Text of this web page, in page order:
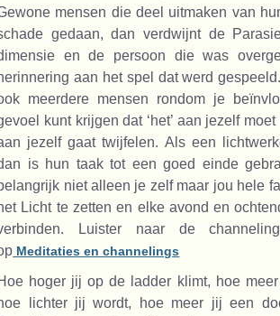
mensen die deel uitmaken van
gedaan, dan verdwijnt de
en de persoon die was
aan het spel dat werd
meerdere mensen rondom je
kunt krijgen dat ‘het’ aan jezelf
jezelf gaat twijfelen. Als een
is hun taak tot een goed einde
niet alleen je zelf maar jou hele
Licht te zetten en elke avond en
Luister naar de
Meditaties en channelings
hoger jij op de ladder klimt, hoe
lichter jij wordt, hoe meer jij een